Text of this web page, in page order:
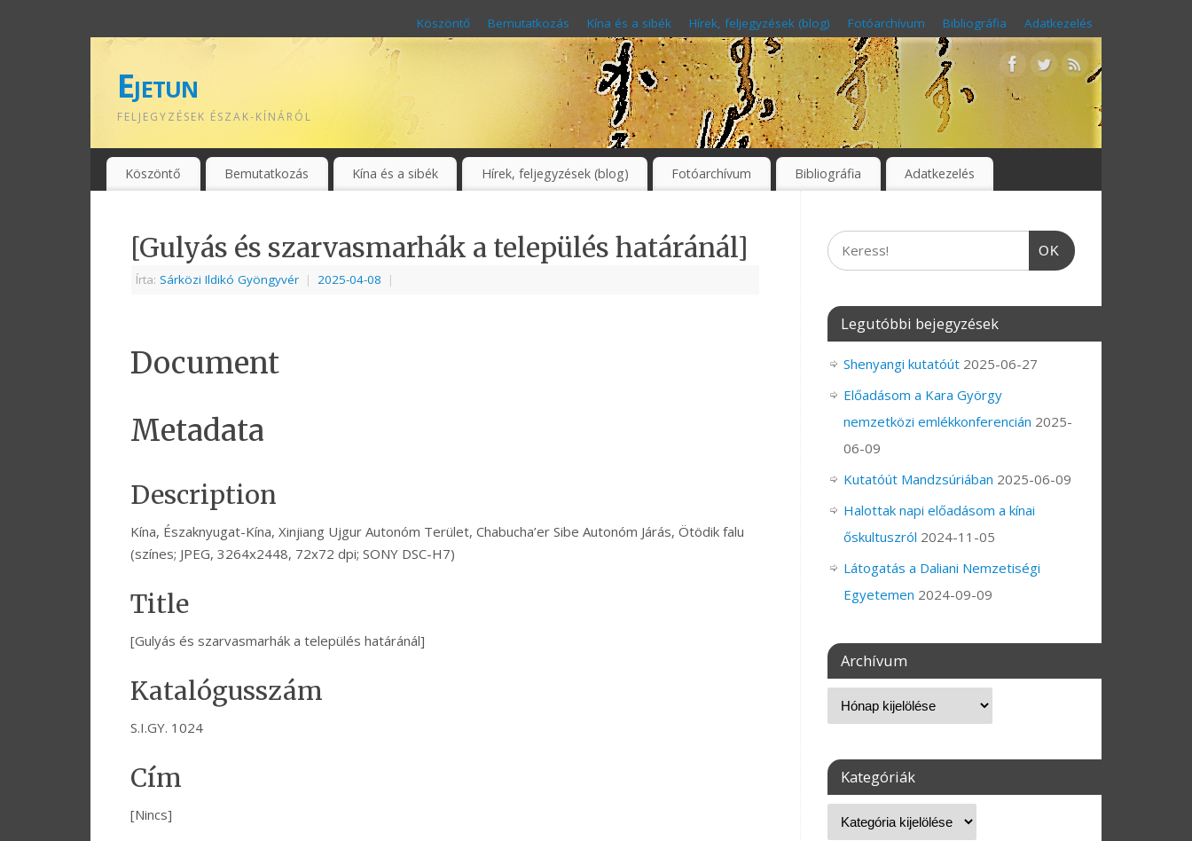
Köszöntő Bemutatkozás Kína és a sibék Hírek, feljegyzések (blog) Fotóarchívum Bibliográfia Adatkezelés
Ejetun
FELJEGYZÉSEK ÉSZAK-KÍNÁRÓL
Köszöntő Bemutatkozás Kína és a sibék Hírek, feljegyzések (blog) Fotóarchívum Bibliográfia Adatkezelés
[Gulyás és szarvasmarhák a település határánál]
Írta: Sárközi Ildikó Gyöngyvér | 2025-04-08 |
Document
Metadata
Description
Kína, Északnyugat-Kína, Xinjiang Ujgur Autonóm Terület, Chabucha’er Sibe Autonóm Járás, Ötödik falu
(színes; JPEG, 3264x2448, 72x72 dpi; SONY DSC-H7)
Title
[Gulyás és szarvasmarhák a település határánál]
Katalógusszám
S.I.GY. 1024
Cím
[Nincs]
OK
Legutóbbi bejegyzések
Shenyangi kutatóút 2025-06-27
Előadásom a Kara György
nemzetközi emlékkonferencián 2025-
06-09
Kutatóút Mandzsúriában 2025-06-09
Halottak napi előadásom a kínai
őskultuszról 2024-11-05
Látogatás a Daliani Nemzetiségi
Egyetemen 2024-09-09
Archívum
Kategóriák